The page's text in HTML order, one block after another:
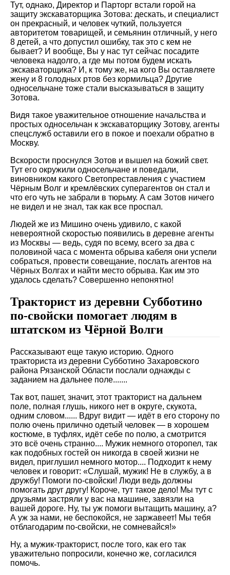
Тут, однако, Директор и Парторг встали горой на
защиту экскаваторщика Зотова: дескать, и специалист
он прекрасный, и человек чуткий, пользуется
авторитетом товарищей, и семьянин отличный, у него
8 детей, а что допустил ошибку, так это с кем не
бывает? И вообще, Вы у нас тут сейчас посадите
человека надолго, а где мы потом будем искать
экскаваторщика? И, к тому же, на кого Вы оставляете
жену и 8 голодных ртов без кормильца? Другие
односельчане тоже стали высказываться в защиту
Зотова.
Видя такое уважительное отношение начальства и
простых односельчан к экскаваторщику Зотову, агенты
спецслужб оставили его в покое и поехали обратно в
Москву.
Вскорости проснулся Зотов и вышел на божий свет.
Тут его окружили односельчане и поведали,
виновником какого Светопреставления с участием
Чёрным Волг и кремлёвских суперагентов он стал и
что его чуть не забрали в тюрьму. А сам Зотов ничего
не видел и не знал, так как все проспал.
Людей же из Мишино очень удивило, с какой
невероятной скоростью появились в деревне агенты
из Москвы — ведь, судя по всему, всего за два с
половиной часа с момента обрыва кабеля они успели
собраться, провести совещание, послать агентов на
Чёрных Волгах и найти место обрыва. Как им это
удалось сделать? Совершенно непонятно!
Тракторист из деревни Субботино
по-свойски помогает людям в
штатском из Чёрной Волги
Рассказывают еще такую историю. Одного
тракториста из деревни Субботино Захаровского
района Рязанской Области послали однажды с
заданием на дальнее поле.......
Так вот, пашет, значит, этот тракторист на дальнем
поле, полная глушь, никого нет в округе, скукота,
одним словом...... Вдруг видит — идёт в его сторону по
полю очень прилично одетый человек — в хорошем
костюме, в туфлях, идёт себе по полю, а смотрится
это всё очень странно.... Мужик немного оторопел, так
как подобных гостей он никогда в своей жизни не
видел, приглушил немного мотор.... Подходит к нему
человек и говорит: «Слушай, мужик! Не в службу, а в
дружбу! Помоги по-свойски! Люди ведь должны
помогать друг другу! Короче, тут такое дело! Мы тут с
друзьями застряли у вас на машине, завязли на
вашей дороге. Ну, ты уж помоги вытащить машину, а?
А уж за нами, не беспокойся, не заржавеет! Мы тебя
отблагодарим по-свойски, не сомневайся!»
Ну, а мужик-тракторист, после того, как его так
уважительно попросили, конечно же, согласился
помочь.